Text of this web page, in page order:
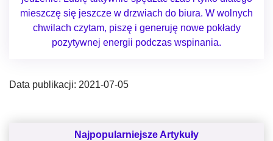
mieszczę się jeszcze w drzwiach do biura. W wolnych
chwilach czytam, piszę i generuję nowe pokłady
pozytywnej energii podczas wspinania.
Data publikacji: 2021-07-05
Najpopularniejsze Artykuły